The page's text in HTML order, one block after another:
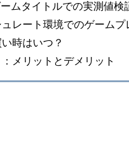
ムタイトルでの実測値検
レート環境でのゲームプ
時はいつ？
メリットとデメリット